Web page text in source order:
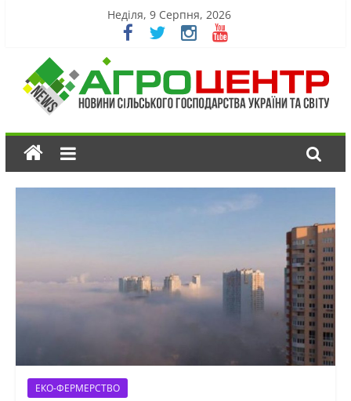
Неділя, 9 Серпня, 2026
ЕКО-ФЕРМЕРСТВО